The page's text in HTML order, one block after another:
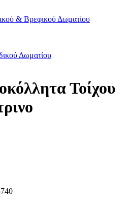
& Βρεφικού Δωματίου
Δωματίου
Τοίχου